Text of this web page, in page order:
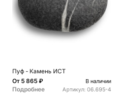
Пуф - Камень ИСТ
От 5 865 ₽ В наличии
Подробнее Артикул: 06.695-4